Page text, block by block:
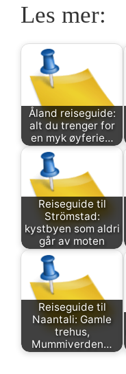
Les mer:
Åland reiseguide:
alt du trenger for
en myk øyferie…
Reiseguide til
Strömstad:
kystbyen som aldri
går av moten
Reiseguide til
Naantali: Gamle
trehus,
Mummiverden…